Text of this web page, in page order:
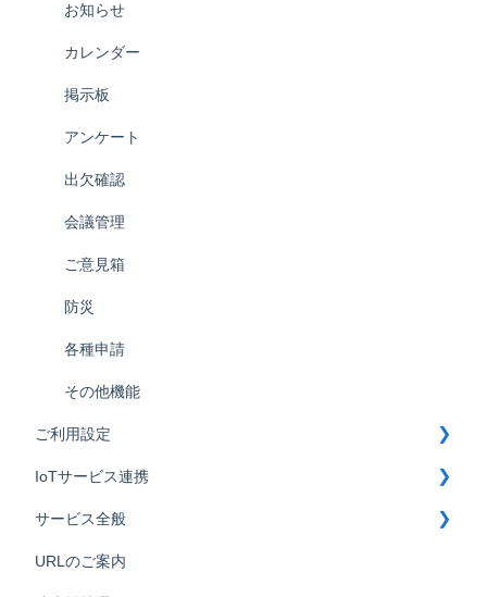
お知らせ
カレンダー
掲示板
アンケート
出欠確認
会議管理
ご意見箱
防災
各種申請
その他機能
ご利用設定
メンバーの設定
施設の新規追加・設定変更
コンテンツの設定
IoTサービス連携
鍵連携
部屋づけ君連携
サービス全般
Mcloud導入
URLのご案内